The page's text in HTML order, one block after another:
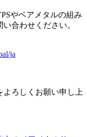
やベアメタルの組み
合わせください。
ja
よろしくお願い申し上